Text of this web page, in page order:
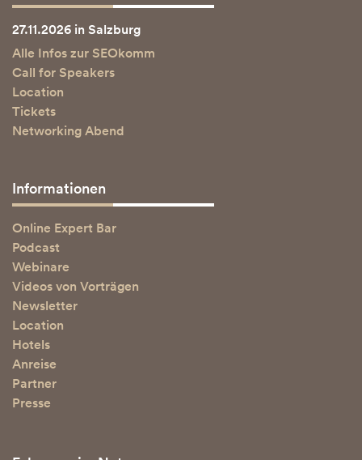
27.11.2026 in Salzburg
Alle Infos zur SEOkomm
Call for Speakers
Location
Tickets
Networking Abend
Informationen
Online Expert Bar
Podcast
Webinare
Videos von Vorträgen
Newsletter
Location
Hotels
Anreise
Partner
Presse